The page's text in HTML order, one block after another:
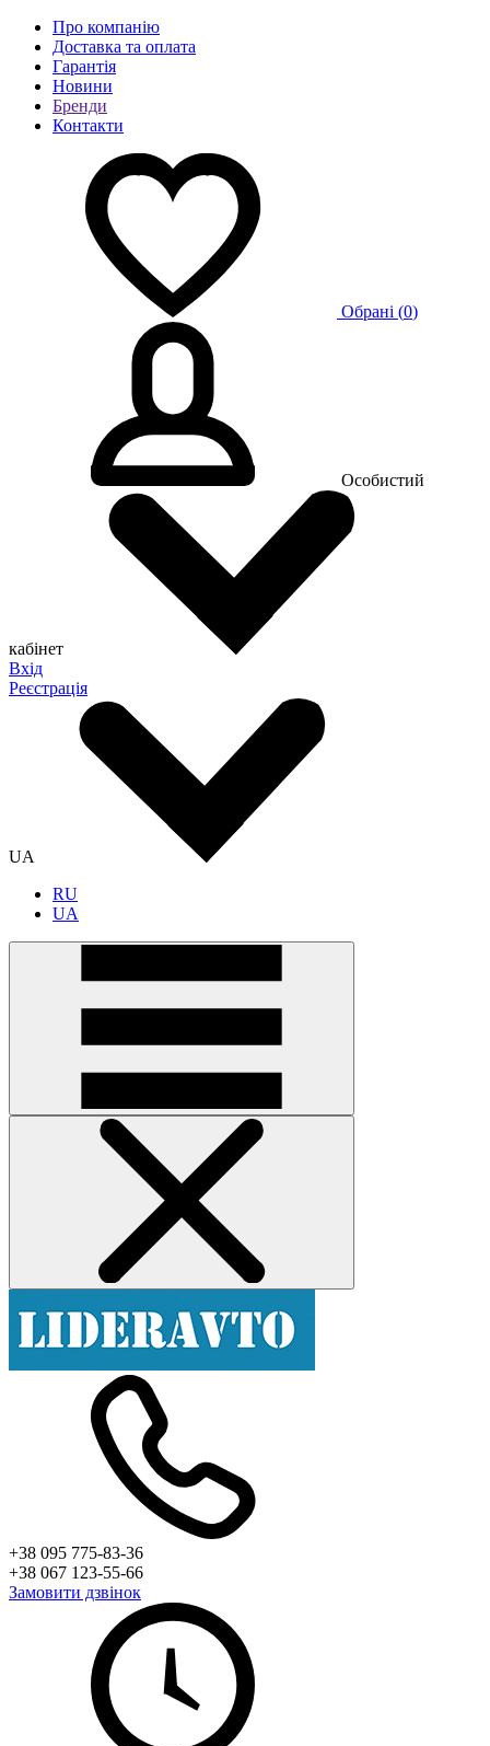
Про компанію
Доставка та оплата
Гарантія
Новини
Бренди
Контакти
Обрані (0)
Особистий
кабінет
Вхід
Реєстрація
UA
RU
UA
+38 095 775-83-36
+38 067 123-55-66
Замовити дзвінок